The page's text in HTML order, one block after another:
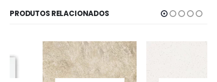
PRODUTOS RELACIONADOS